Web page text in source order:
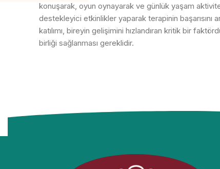
konuşarak, oyun oynayarak ve günlük yaşam
destekleyici etkinlikler yaparak terapinin başarısını
katılımı, bireyin gelişimini hızlandıran kritik bir
birliği sağlanması gereklidir.